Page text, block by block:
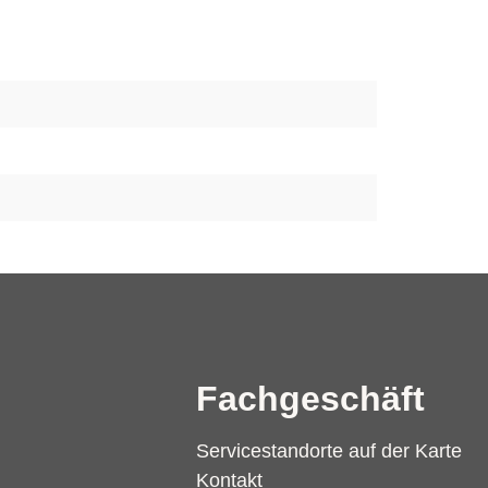
Fachgeschäft
Servicestandorte auf der Karte
Kontakt